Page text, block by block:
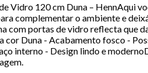
Vidro 120 cm Duna – HennAqui
complementar o ambiente e
com portas de vidro reflecta que
Duna - Acabamento fosco -
interno - Design lindo e